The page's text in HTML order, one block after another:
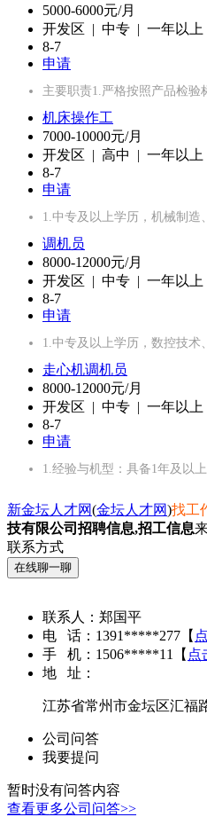
5000-6000元/月
开发区 | 中专 | 一年以上
8-7
申请
主要职责1.严格按照产品检
机床操作工
7000-10000元/月
开发区 | 高中 | 一年以上
8-7
申请
1.中专及以上学历，机械制
调机员
8000-12000元/月
开发区 | 中专 | 一年以上
8-7
申请
1.中专及以上学历，数控技
走心机调机员
8000-12000元/月
开发区 | 中专 | 一年以上
8-7
申请
1.经验与机型：具备1年及以
新金坛人才网(金坛人才网)找工
技有限公司招聘信息,招工信息
联系方式
在线聊一聊
联系人： 郑国平
电 话： 1391*****277 【
手 机： 1506*****11 【 点
地 址：
江苏省常州市金坛区汇福
公司问答
我要提问
暂时没有问答内容
查看更多公司问答>>